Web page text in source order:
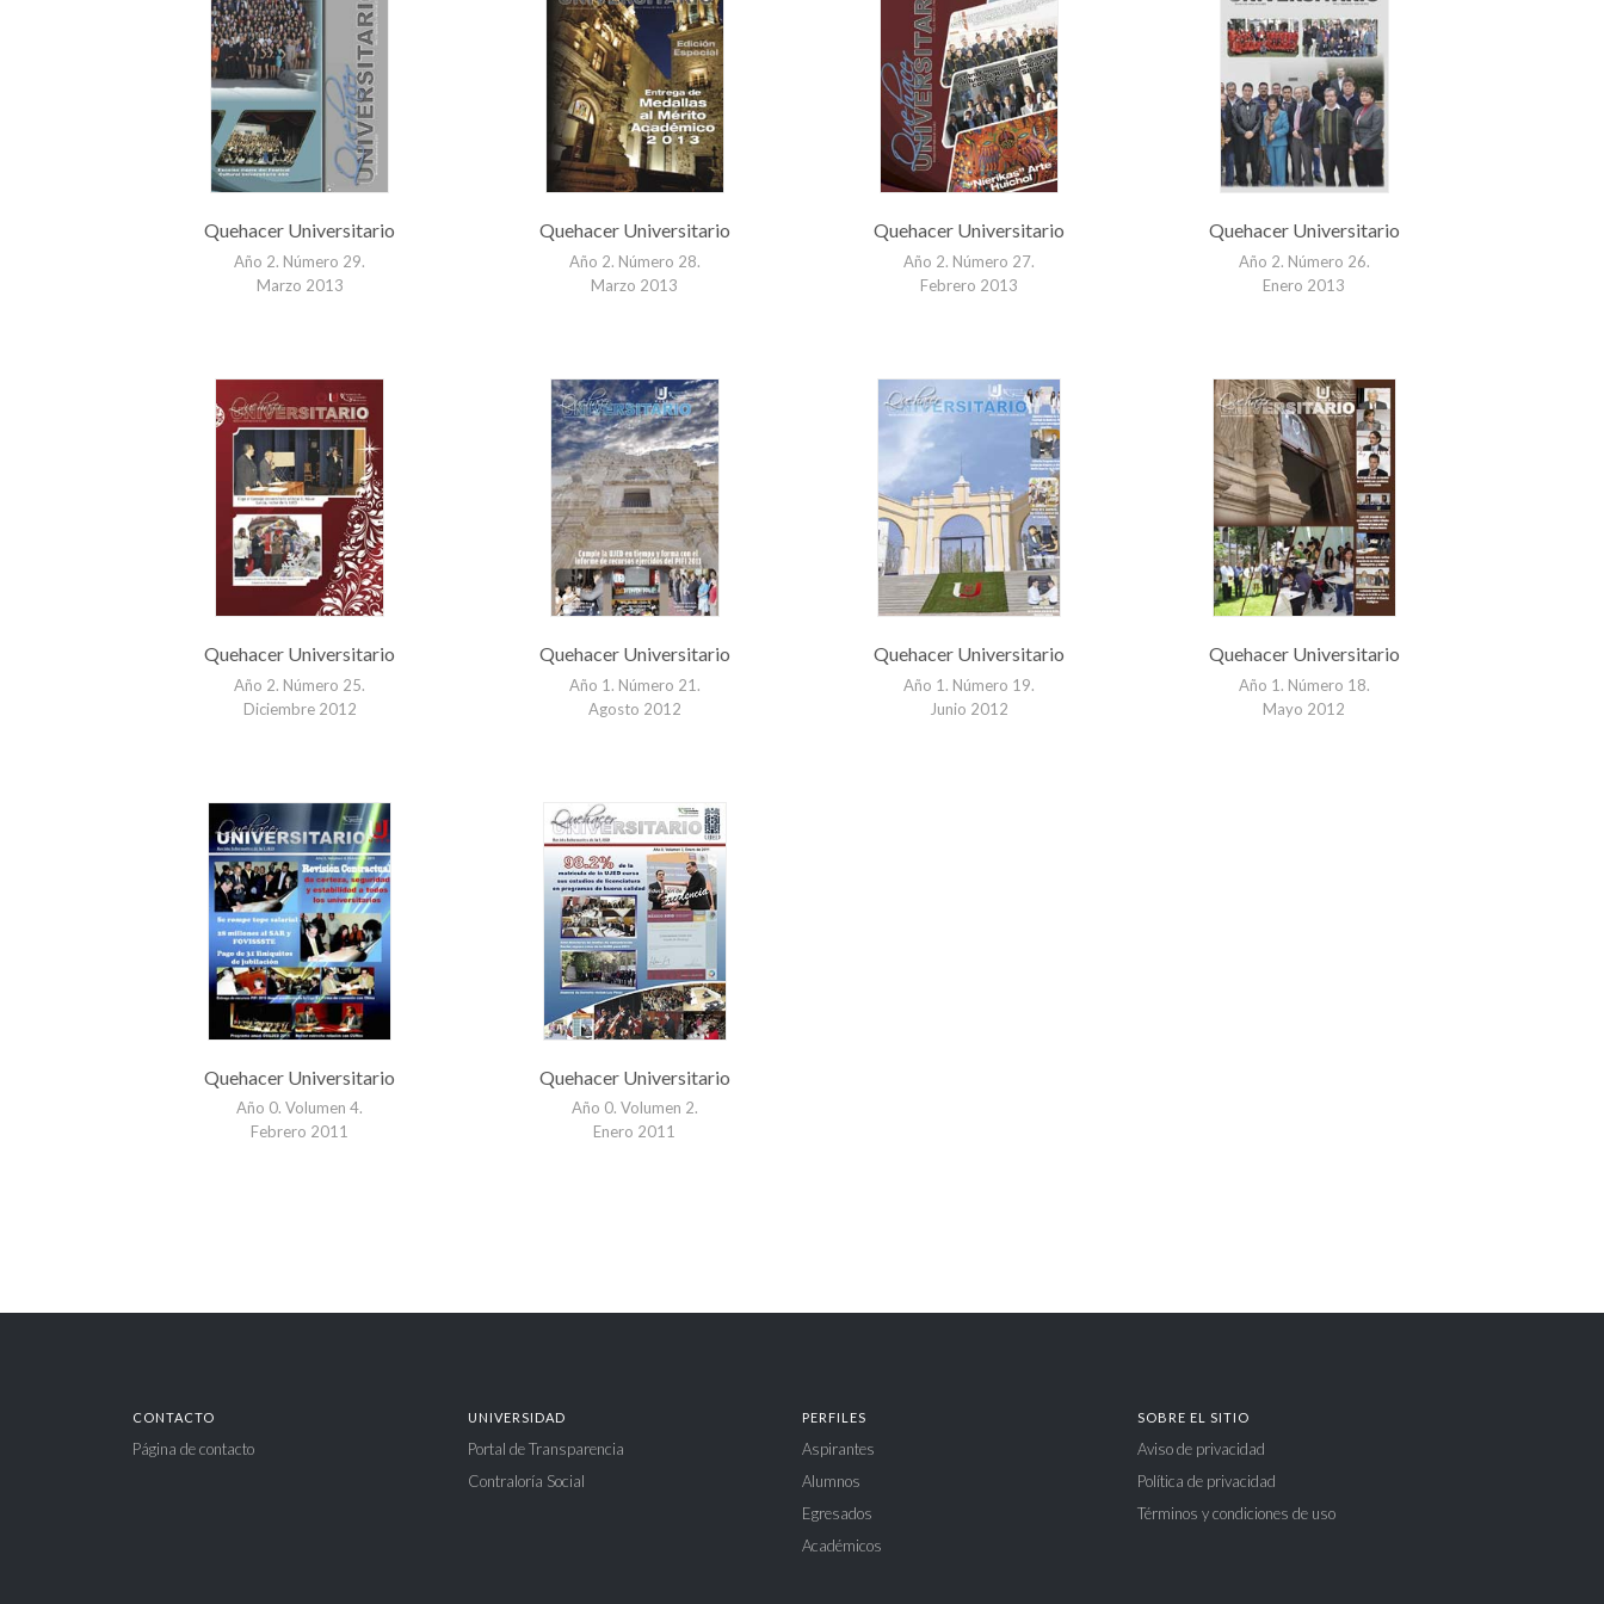
Quehacer Universitario
Año 2. Número 29.
Marzo 2013
Quehacer Universitario
Año 2. Número 28.
Marzo 2013
Quehacer Universitario
Año 2. Número 27.
Febrero 2013
Quehacer Universitario
Año 2. Número 26.
Enero 2013
Quehacer Universitario
Año 2. Número 25.
Diciembre 2012
Quehacer Universitario
Año 1. Número 21.
Agosto 2012
Quehacer Universitario
Año 1. Número 19.
Junio 2012
Quehacer Universitario
Año 1. Número 18.
Mayo 2012
Quehacer Universitario
Año 0. Volumen 4.
Febrero 2011
Quehacer Universitario
Año 0. Volumen 2.
Enero 2011
CONTACTO
Página de contacto
UNIVERSIDAD
Portal de Transparencia
Contraloría Social
PERFILES
Aspirantes
Alumnos
Egresados
Académicos
SOBRE EL SITIO
Aviso de privacidad
Política de privacidad
Términos y condiciones de uso